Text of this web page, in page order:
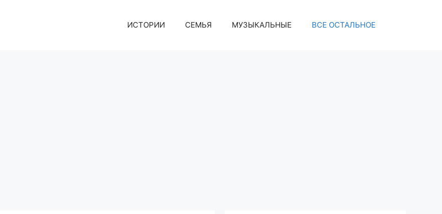
ИСТОРИИ СЕМЬЯ МУЗЫКАЛЬНЫЕ ВСЕ ОСТАЛЬНОЕ